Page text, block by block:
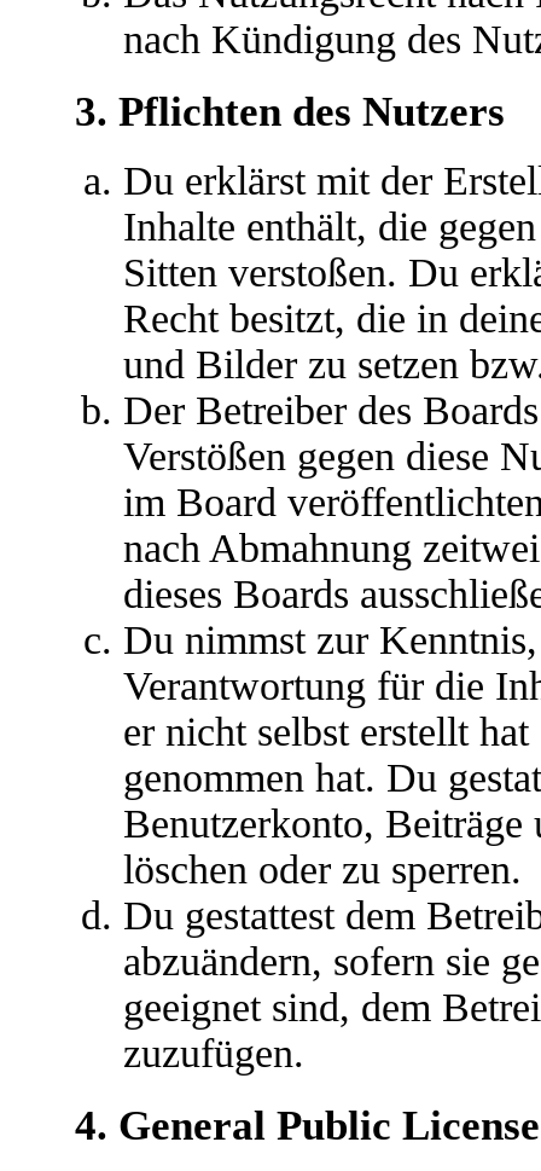
nach Kündigung des
3. Pflichten des Nutzers
Du erklärst mit der
Inhalte enthält, die
Sitten verstoßen. Du
Recht besitzt, die in
und Bilder zu setzen
Der Betreiber des
Verstößen gegen diese
im Board
nach Abmahnung
dieses Boards
Du nimmst zur
Verantwortung für die
er nicht selbst erstellt
genommen hat. Du
Benutzerkonto,
löschen oder zu sperren.
Du gestattest dem
abzuändern, sofern sie
geeignet sind, dem
zuzufügen.
4. General Public License